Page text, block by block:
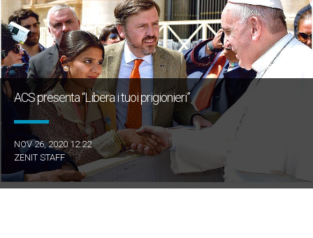
ACS presenta “Libera i tuoi prigionieri”
NOV 26, 2020 12:22
ZENIT STAFF